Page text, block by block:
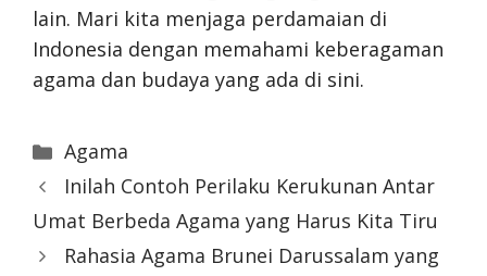
lain. Mari kita menjaga perdamaian di
Indonesia dengan memahami keberagaman
agama dan budaya yang ada di sini.
Categories
Agama
Inilah Contoh Perilaku Kerukunan Antar
Umat Berbeda Agama yang Harus Kita Tiru
Rahasia Agama Brunei Darussalam yang